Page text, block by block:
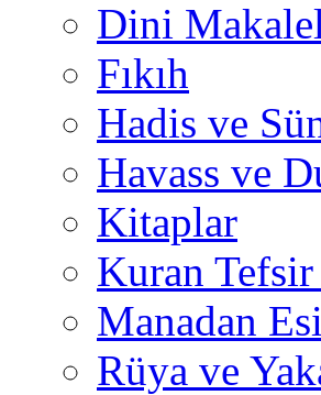
Dini
Fıkıh
Hadis ve
Havass ve
Kitaplar
Kuran Tefsir
Manadan
Rüya ve